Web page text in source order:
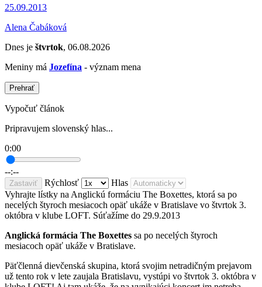
25.09.2013
Alena Čabáková
Dnes je štvrtok, 06.08.2026
Meniny má Jozefína - význam mena
Prehrať
Vypočuť článok
Pripravujem slovenský hlas...
0:00
--:--
Zastaviť Rýchlosť
Hlas
Vyhrajte lístky na Anglickú formáciu The Boxettes, ktorá sa po
necelých štyroch mesiacoch opäť ukáže v Bratislave vo štvrtok 3.
októbra v klube LOFT. Súťažíme do 29.9.2013
Anglická formácia The Boxettes sa po necelých štyroch
mesiacoch opäť ukáže v Bratislave.
Päťčlenná dievčenská skupina, ktorá svojim netradičným prejavom
už tento rok v lete zaujala Bratislavu, vystúpi vo štvrtok 3. októbra v